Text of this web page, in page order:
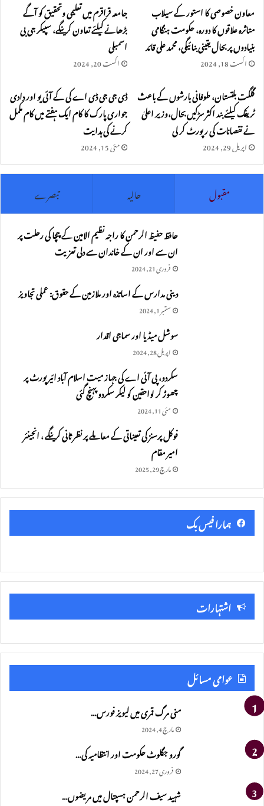
معاون خصوصی کا استور کے سیلاب
متاثرہ علاقوں کا دورہ، حکومت ہنگامی
بنیادوں پر بحال یقینی بنائیگی، محمد علی قائد
اگست 18, 2024
جامعہ قراقرم میں تعلیمی وتحقیق کو آگے
بڑھانے کیلئے تعاون کرینگے، سپیکر جی بی
اسمبلی
اگست 20, 2024
گلگت بلتستان، طوفانی بارشوں کے باعث
ٹریفک کیلئے بند اکثر سڑکیں بحال،وزیر اعلیٰ
نے نقصانات کی رپورٹ کر لی
اپریل 29, 2024
ڈی جی جی ڈی اے کی کے آئی یو اور دادی
جواری پارک کا کام ایک ہفتے میں کام مکمل
کرنے کی ہدایت
مئی 15, 2024
مقبول حالیہ تبصرے
حافظ حفیظ الرحمن کا راجہ نظیم الامین کے چچا کی رحلت پر
ان سے اور ان کے خاندان سے دلی تعزیت
فروری 21, 2024
دینی مدارس کے اساتذہ اور ملازمین کے حقوق: عملی تجاویز
ستمبر 1, 2024
سوشل میڈیا اور سماجی اقدار
اپریل 28, 2024
سکردو، پی آئی اے کی جہاز میت اسلام آباد ائیرپورٹ پر
چھوڑ کر لواحقین کو لیکر سکردو پہنچ گئی
مئی 11, 2024
فوکل پرسنز کی تعیناتی کے معاملے پر نظر ثانی کرینگے ، انجینئر
امیر مقام
مارچ 29, 2025
ہمارا فیس بک
اشتہارات
عوامی مسائل
منی مرگ قمری میں لیویز فورس…
مارچ 4, 2024
گورو جگلوٹ حکومت اور انتظامیہ کی…
فروری 27, 2024
شہید سیف الرحمن ہسپتال میں مریضوں…